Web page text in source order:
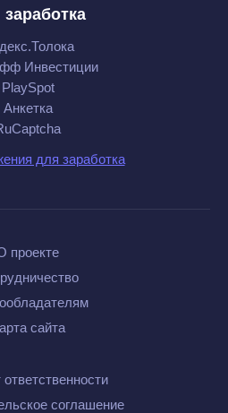
Инвестиции
PlaySpot
Анкетка
для заработка
проекте
сайта
соглашение